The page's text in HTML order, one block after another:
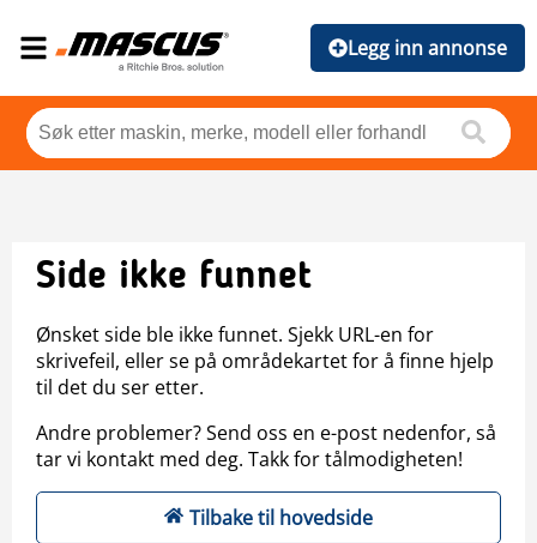
Legg inn annonse
Side ikke funnet
Ønsket side ble ikke funnet. Sjekk URL-en for
skrivefeil, eller se på områdekartet for å finne hjelp
til det du ser etter.
Andre problemer? Send oss en e-post nedenfor, så
tar vi kontakt med deg. Takk for tålmodigheten!
Tilbake til hovedside